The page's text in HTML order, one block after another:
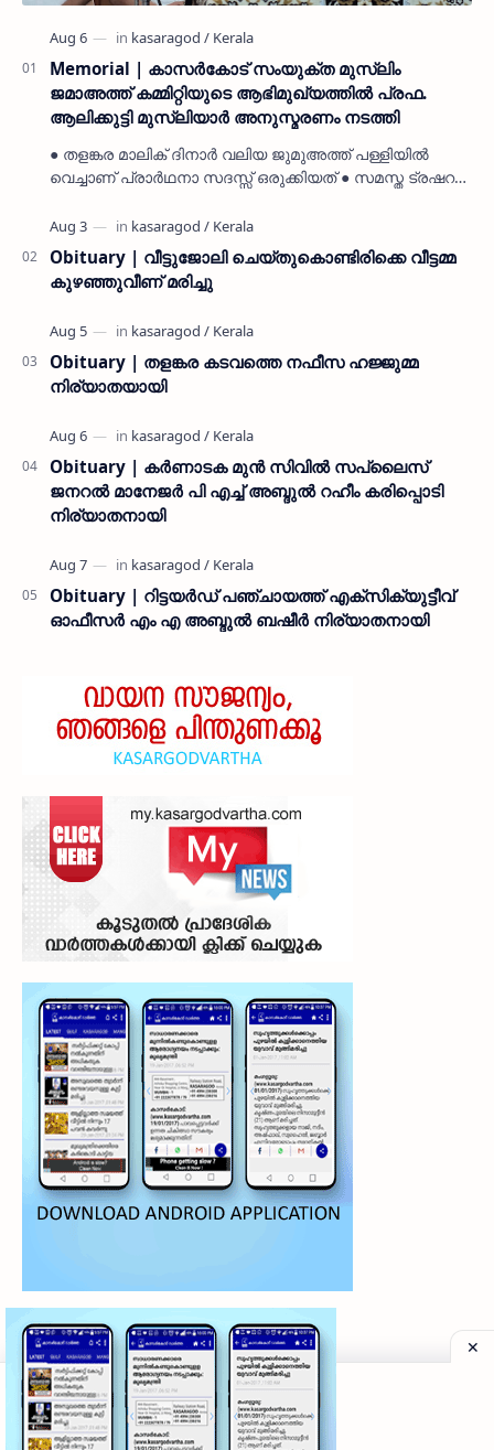
Memorial | കാസർകോട് സംയുക്ത മുസ്ലിം
ജമാഅത്ത് കമ്മിറ്റിയുടെ ആഭിമുഖ്യത്തിൽ പ്രഫ.
ആലിക്കുട്ടി മുസ്ലിയാർ അനുസ്മരണം നടത്തി
● തളങ്കര മാലിക് ദിനാർ വലിയ ജുമുഅത്ത് പള്ളിയിൽ
വെച്ചാണ് പ്രാർഥനാ സദസ്സ് ഒരുക്കിയത് ● സമസ്ത ട്രഷറർ
നൽകി കാസ…
Obituary | വീട്ടുജോലി ചെയ്തുകൊണ്ടിരിക്കെ വീട്ടമ്മ
കുഴഞ്ഞുവീണ് മരിച്ചു
Obituary | തളങ്കര കടവത്തെ നഫീസ ഹജ്ജുമ്മ
നിര്യാതയായി
Obituary | കർണാടക മുൻ സിവില്‍ സപ്ലൈസ്
ജനറൽ മാനേജർ പി എച്ച് അബ്ദുൽ റഹീം കരിപ്പൊടി
നിര്യാതനായി
Obituary | റിട്ടയർഡ് പഞ്ചായത്ത് എക്സിക്യുട്ടീവ്
ഓഫീസർ എം എ അബ്ദുൽ ബഷീർ നിര്യാതനായി